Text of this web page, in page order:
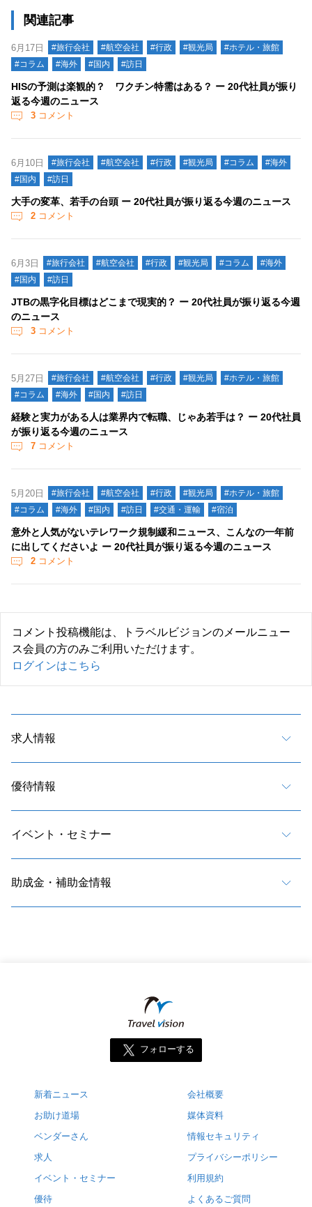
関連記事
6月17日 #旅行会社 #航空会社 #行政 #観光局
#ホテル・旅館
#コラム
#海外 #国内 #訪日
HISの予測は楽観的？ ワクチン特需はある？ ー 20代社員が振り
返る今週のニュース
3 コメント
6月10日 #旅行会社 #航空会社 #行政 #観光局 #コラム
#海外
#国内
#訪日
大手の変革、若手の台頭 ー 20代社員が振り返る今週のニュース
2 コメント
6月3日 #旅行会社 #航空会社 #行政 #観光局 #コラム
#海外
#国内
#訪日
JTBの黒字化目標はどこまで現実的？ ー 20代社員が振り返る今週
のニュース
3 コメント
5月27日 #旅行会社 #航空会社 #行政 #観光局
#ホテル・旅館
#コラム
#海外 #国内 #訪日
経験と実力がある人は業界内で転職、じゃあ若手は？ ー 20代社員
が振り返る今週のニュース
7 コメント
5月20日 #旅行会社 #航空会社 #行政 #観光局
#ホテル・旅館
#コラム
#海外 #国内 #訪日 #交通・運輸 #宿泊
意外と人気がないテレワーク規制緩和ニュース、こんなの一年前
に出してくださいよ ー 20代社員が振り返る今週のニュース
2 コメント
コメント投稿機能は、トラベルビジョンのメールニュー
ス会員の方のみご利用いただけます。
ログインはこちら
求人情報
優待情報
イベント・セミナー
助成金・補助金情報
フォローする
新着ニュース
お助け道場
ベンダーさん
求人
イベント・セミナー
優待
会社概要
媒体資料
情報セキュリティ
プライバシーポリシー
利用規約
よくあるご質問